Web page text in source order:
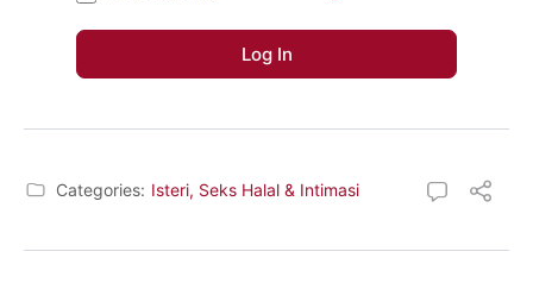
Categories: Isteri, Seks Halal & Intimasi